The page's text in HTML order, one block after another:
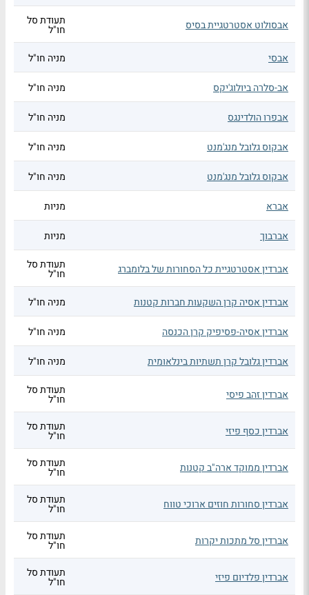
אבסולוט אסטרטגיית בסיס תעודת סל
חו"ל
אבסי
מניה חו"ל
אב-סלרה ביולוג'יקס מניה חו"ל
אבפרו הולדינגס מניה חו"ל
אבקוס גלובל מנג'מנט מניה חו"ל
אבקוס גלובל מנג'מנט מניה חו"ל
אברא מניות
אברבוך מניות
אברדין אסטרטגיית כל הסחורות של בלומברג תעודת סל
חו"ל
אברדין אסיה קרן השקעות חברות קטנות
מניה חו"ל
אברדין אסיה-פסיפיק קרן הכנסה מניה חו"ל
אברדין גלובל קרן תשתיות בינלאומית מניה חו"ל
אברדין זהב פיסי תעודת סל
חו"ל
אברדין כסף פיזי תעודת סל
חו"ל
אברדין ממוקד ארה"ב קטנות תעודת סל
חו"ל
אברדין סחורות חוזים ארוכי טווח תעודת סל
חו"ל
אברדין סל מתכות יקרות תעודת סל
חו"ל
אברדין פלדיום פיזי תעודת סל
חו"ל